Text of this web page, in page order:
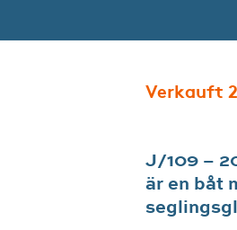
Verkauft
J/109 –
är en båt